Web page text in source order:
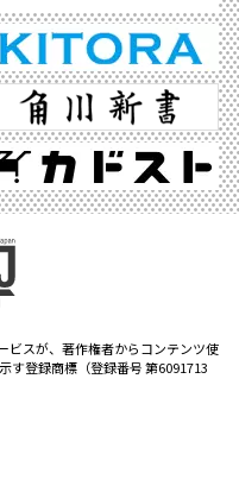
ビスが、著作権者からコンテンツ使
す登録商標（登録番号 第6091713